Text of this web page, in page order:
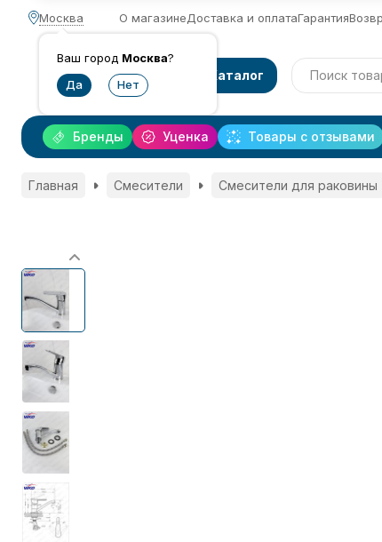
Москва
Ваш город Москва?
О магазинеДоставка и оплатаГарантия
Каталог
Уценка Товары с отзывами
Бренды
Главная Смесители Смесители для раковины